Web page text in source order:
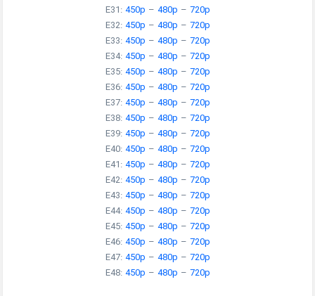
E31:450p – 480p – 720p
E32:450p – 480p – 720p
E33:450p – 480p – 720p
E34:450p – 480p – 720p
E35:450p – 480p – 720p
E36:450p – 480p – 720p
E37:450p – 480p – 720p
E38:450p – 480p – 720p
E39:450p – 480p – 720p
E40:450p – 480p – 720p
E41:450p – 480p – 720p
E42:450p – 480p – 720p
E43:450p – 480p – 720p
E44:450p – 480p – 720p
E45:450p – 480p – 720p
E46:450p – 480p – 720p
E47:450p – 480p – 720p
E48:450p – 480p – 720p